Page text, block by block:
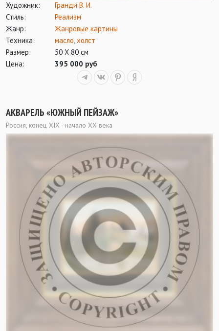
Художник:
Гранди В. И.
Стиль:
Реализм
Жанр:
Жанровые картины
Техника:
масло,холст
Размер:
50 Х 80 см
Цена:
395 000 руб
АКВАРЕЛЬ «ЮЖНЫЙ ПЕЙЗАЖ»
Россия, конец XIX - начало XX века